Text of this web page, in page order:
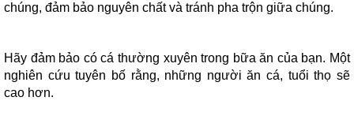
chúng, đảm bảo nguyên chất và tránh pha trộn giữa chúng.
Hãy đảm bảo có cá thường xuyên trong bữa ăn của bạn. Một
nghiên cứu tuyên bố rằng, những người ăn cá, tuổi thọ sẽ
cao hơn.